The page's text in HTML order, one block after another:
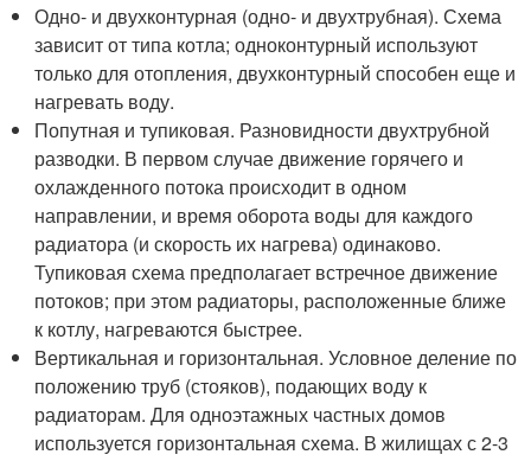
Одно- и двухконтурная (одно- и двухтрубная). Схема
зависит от типа котла; одноконтурный используют
только для отопления, двухконтурный способен еще и
нагревать воду.
Попутная и тупиковая. Разновидности двухтрубной
разводки. В первом случае движение горячего и
охлажденного потока происходит в одном
направлении, и время оборота воды для каждого
радиатора (и скорость их нагрева) одинаково.
Тупиковая схема предполагает встречное движение
потоков; при этом радиаторы, расположенные ближе
к котлу, нагреваются быстрее.
Вертикальная и горизонтальная. Условное деление по
положению труб (стояков), подающих воду к
радиаторам. Для одноэтажных частных домов
используется горизонтальная схема. В жилищах с 2-3